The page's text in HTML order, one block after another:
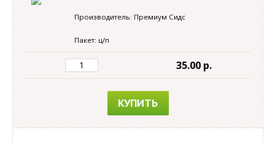
Производитель: Премиум Сидс
Пакет: ц/п
35.00 p.
КУПИТЬ